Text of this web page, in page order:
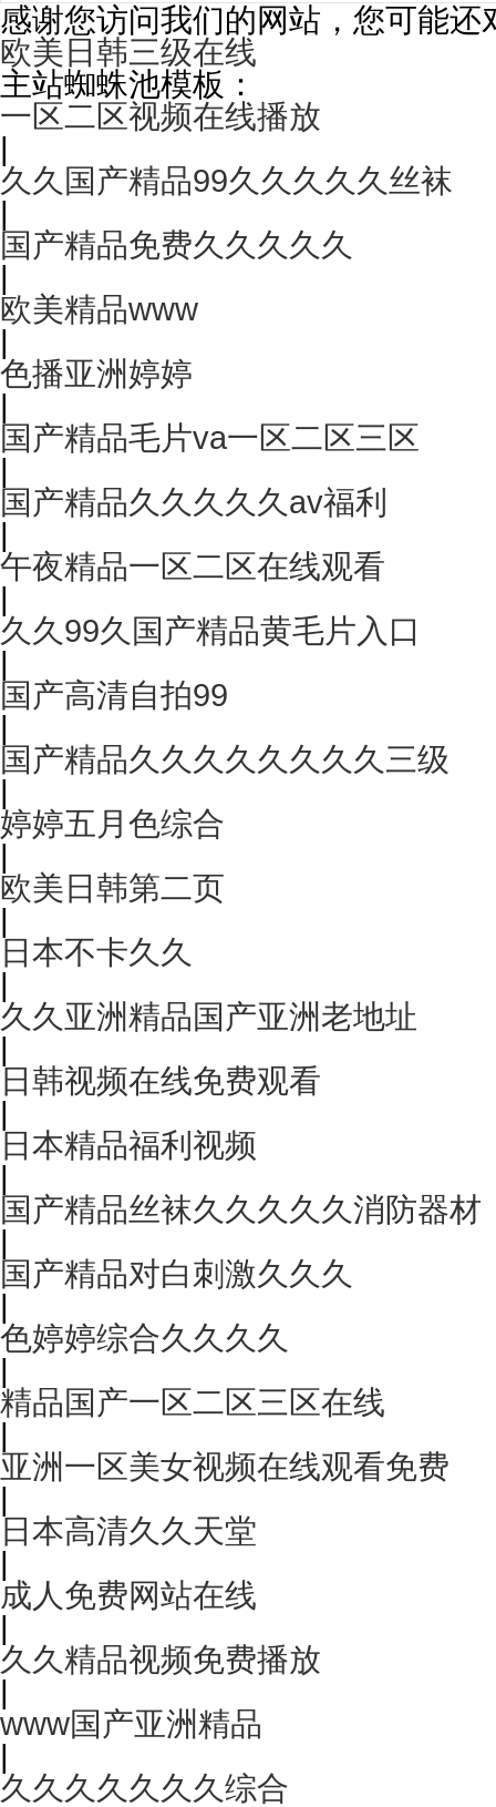
感谢您访问我们的网站，您可能还
欧美日韩三级在线
主站蜘蛛池模板：
一区二区视频在线播放
|
久久国产精品99久久久久久丝袜
|
国产精品免费久久久久久
|
欧美精品www
|
色播亚洲婷婷
|
国产精品毛片va一区二区三区
|
国产精品久久久久久av福利
|
午夜精品一区二区在线观看
|
久久99久国产精品黄毛片入口
|
国产高清自拍99
|
国产精品久久久久久久久久三级
|
婷婷五月色综合
|
欧美日韩第二页
|
日本不卡久久
|
久久亚洲精品国产亚洲老地址
|
日韩视频在线免费观看
|
日本精品福利视频
|
国产精品丝袜久久久久久消防器材
|
国产精品对白刺激久久久
|
色婷婷综合久久久久
|
精品国产一区二区三区在线
|
亚洲一区美女视频在线观看免费
|
日本高清久久天堂
|
成人免费网站在线
|
久久精品视频免费播放
|
www国产亚洲精品
|
久久久久久久久综合